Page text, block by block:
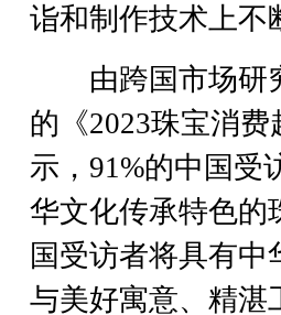
诣和制作技术上不
由跨国市场研
的《2023珠宝消
示，91%的中国受
华文化传承特色的
国受访者将具有
与美好寓意、精湛